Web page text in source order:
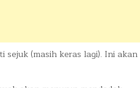
sejuk (masih keras lagi). Ini akan